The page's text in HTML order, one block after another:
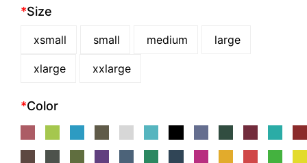
*Size
xsmall small medium large
xlarge xxlarge
*Color